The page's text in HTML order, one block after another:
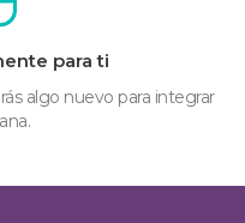
para ti
algo nuevo para integrar